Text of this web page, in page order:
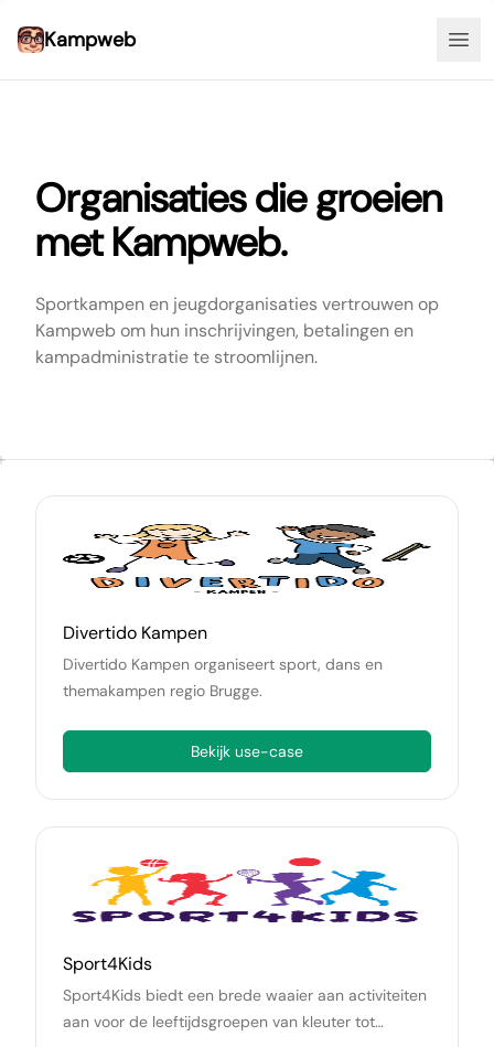
Kampweb
Organisaties die groeien
met Kampweb.
Sportkampen en jeugdorganisaties vertrouwen op
Kampweb om hun inschrijvingen, betalingen en
kampadministratie te stroomlijnen.
Klanten
Divertido Kampen
Divertido Kampen organiseert sport, dans en
themakampen regio Brugge.
Bekijk use-case
Sport4Kids
Sport4Kids biedt een brede waaier aan activiteiten
aan voor de leeftijdsgroepen van kleuter tot